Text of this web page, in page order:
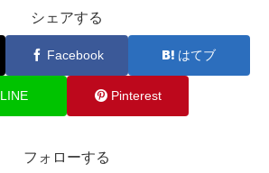
シェアする
Facebook はてブ
LINE Pinterest
フォローする